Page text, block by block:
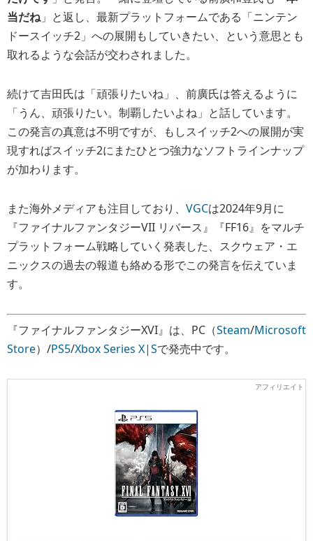
当だね」と返し、最新プラットフォームである「ニンテン
ドースイッチ2」への展開もしていきたい、という意思とも
取れるような会話が交わされました。
続けて吉田氏は「頑張りたいね」、前廣氏は答えるように
「うん、頑張りたい。制覇したいよね」と話しています。
この発言の真意は不明ですが、もしスイッチ2への展開が実
現すればスイッチ2にまたひとつ強力なソフトラインナップ
が加わります。
また海外メディアも注目しており、 VGCは2024年9月に
『ファイナルファンタジーVII リバース』『FF16』をマルチ
プラットフォーム戦略していく発表した、スクウェア・エ
ニックスの過去の報道も絡める形でこの発言を伝えていま
す。
『ファイナルファンタジーXVI』は、PC（Steam/Microsoft
Store）/PS5/Xbox Series X|Sで発売中です。